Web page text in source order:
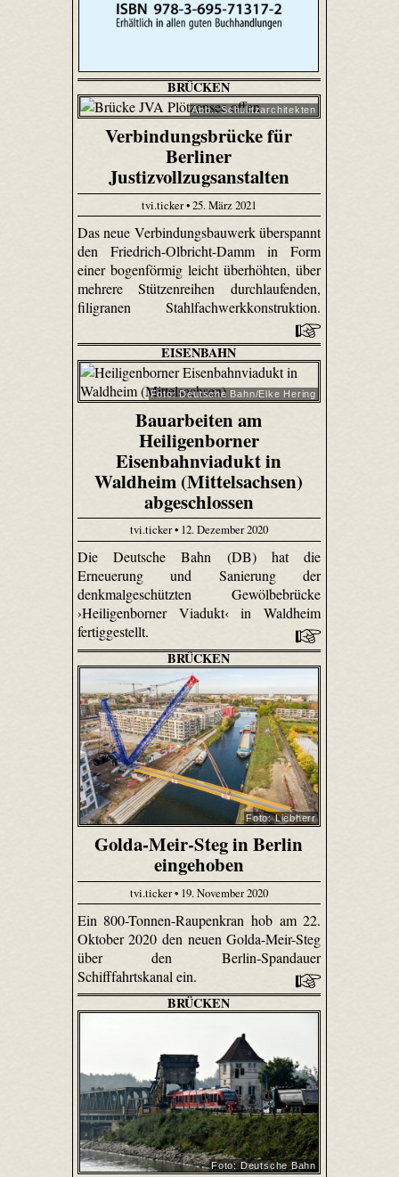
BRÜCKEN
Abb.: Schulitzarchitekten
Verbindungsbrücke für
Berliner
Justizvollzugsanstalten
tvi.ticker • 25. März 2021
Das neue Verbindungsbauwerk überspannt
den Friedrich-Olbricht-Damm in Form
einer bogenförmig leicht überhöhten, über
mehrere Stützenreihen durchlaufenden,
filigranen Stahlfachwerkkonstruktion.
EISENBAHN
Foto: Deutsche Bahn/Elke Hering
Bauarbeiten am
Heiligenborner
Eisenbahnviadukt in
Waldheim (Mittelsachsen)
abgeschlossen
tvi.ticker • 12. Dezember 2020
Die Deutsche Bahn (DB) hat die
Erneuerung und Sanierung der
denkmalgeschützten Gewölbebrücke
›Heiligenborner Viadukt‹ in Waldheim
fertiggestellt.
BRÜCKEN
Foto: Liebherr
Golda-Meir-Steg in Berlin
eingehoben
tvi.ticker • 19. November 2020
Ein 800-Tonnen-Raupenkran hob am 22.
Oktober 2020 den neuen Golda-Meir-Steg
über den Berlin-Spandauer
Schifffahrtskanal ein.
BRÜCKEN
Foto: Deutsche Bahn